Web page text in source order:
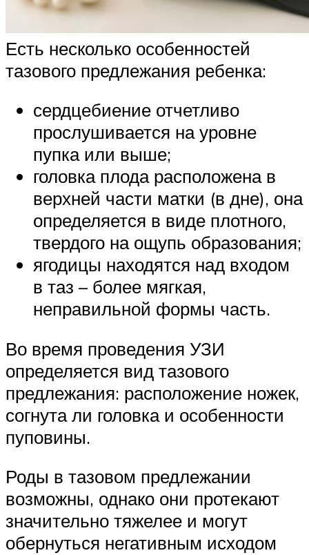
Есть несколько особенностей
тазового предлежания ребенка:
сердцебиение отчетливо
прослушивается на уровне
пупка или выше;
головка плода расположена в
верхней части матки (в дне), она
определяется в виде плотного,
твердого на ощупь образования;
ягодицы находятся над входом
в таз – более мягкая,
неправильной формы часть.
Во время проведения УЗИ
определяется вид тазового
предлежания: расположение ножек,
согнута ли головка и особенности
пуповины.
Роды в тазовом предлежании
возможны, однако они протекают
значительно тяжелее и могут
обернуться негативным исходом